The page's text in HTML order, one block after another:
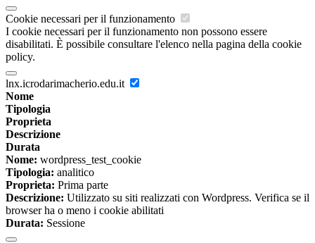
Cookie necessari per il funzionamento
I cookie necessari per il funzionamento non possono essere
disabilitati. È possibile consultare l'elenco nella pagina della cookie
policy.
lnx.icrodarimacherio.edu.it
Nome
Tipologia
Proprieta
Descrizione
Durata
Nome: wordpress_test_cookie
Tipologia: analitico
Proprieta: Prima parte
Descrizione: Utilizzato su siti realizzati con Wordpress. Verifica se il
browser ha o meno i cookie abilitati
Durata: Sessione